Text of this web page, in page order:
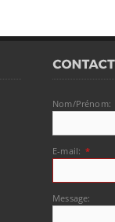
Nom/Prénom:
E-mail: *
Message: